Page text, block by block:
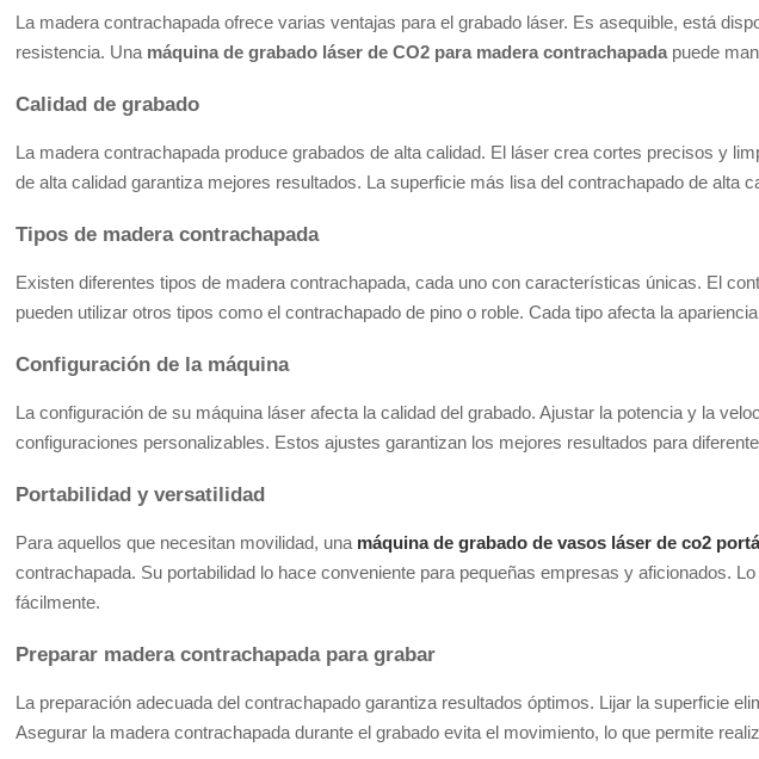
La madera contrachapada ofrece varias ventajas para el grabado láser. Es asequible, está
resistencia. Una máquina de grabado láser de CO2 para madera contrachapada puede
Calidad de grabado
La madera contrachapada produce grabados de alta calidad. El láser crea cortes precisos y
de alta calidad garantiza mejores resultados. La superficie más lisa del contrachapado de alta
Tipos de madera contrachapada
Existen diferentes tipos de madera contrachapada, cada uno con características únicas. El
pueden utilizar otros tipos como el contrachapado de pino o roble. Cada tipo afecta la
Configuración de la máquina
La configuración de su máquina láser afecta la calidad del grabado. Ajustar la potencia y la
configuraciones personalizables. Estos ajustes garantizan los mejores resultados para
Portabilidad y versatilidad
Para aquellos que necesitan movilidad, una máquina de grabado de vasos láser de co2
contrachapada. Su portabilidad lo hace conveniente para pequeñas empresas y aficionados.
fácilmente.
Preparar madera contrachapada para grabar
La preparación adecuada del contrachapado garantiza resultados óptimos. Lijar la superficie
Asegurar la madera contrachapada durante el grabado evita el movimiento, lo que permite